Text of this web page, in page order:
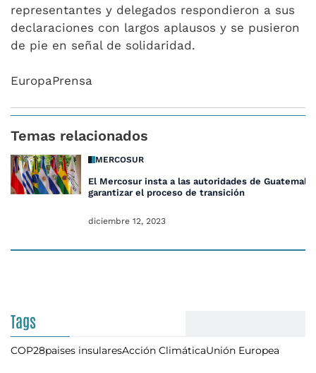
representantes y delegados respondieron a sus
declaraciones con largos aplausos y se pusieron
de pie en señal de solidaridad.
EuropaPrensa
Temas relacionados
MERCOSUR
El Mercosur insta a las autoridades de Guatemala
garantizar el proceso de transición
diciembre 12, 2023
Tags
COP28paises insularesAcción ClimáticaUnión Europea